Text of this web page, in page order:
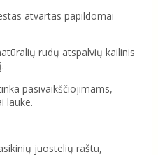
atvartas papildomai
rudų atspalvių kailinis
pasivaikščiojimams,
lauke.
juostelių raštu,